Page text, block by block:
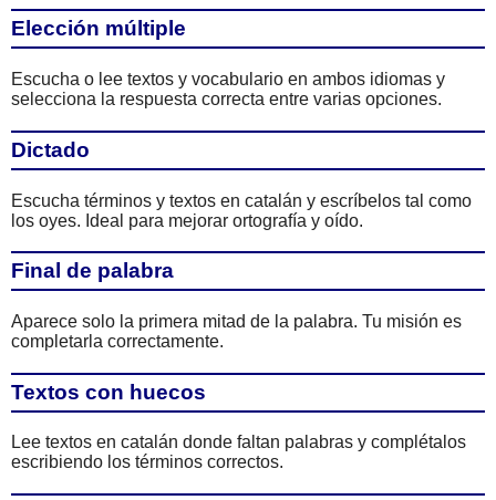
Elección múltiple
Escucha o lee textos y vocabulario en ambos idiomas y
selecciona la respuesta correcta entre varias opciones.
Dictado
Escucha términos y textos en catalán y escríbelos tal como
los oyes. Ideal para mejorar ortografía y oído.
Final de palabra
Aparece solo la primera mitad de la palabra. Tu misión es
completarla correctamente.
Textos con huecos
Lee textos en catalán donde faltan palabras y complétalos
escribiendo los términos correctos.